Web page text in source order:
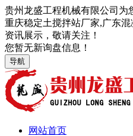
贵州龙盛工程机械有限公司为
重庆稳定土搅拌站厂家,广东
资讯展示，敬请关注！
您暂无新询盘信息！
导航
网站首页